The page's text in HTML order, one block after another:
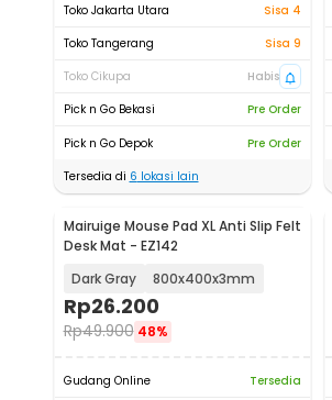
Toko Jakarta Utara
Sisa 4
Toko Tangerang
Sisa 9
Toko Cikupa
Habis
Pick n Go Bekasi
Pre Order
Pick n Go Depok
Pre Order
Tersedia di 6 lokasi lain
Mairuige Mouse Pad XL Anti Slip Felt
Desk Mat - EZ142
Dark Gray
800x400x3mm
Rp26.200
Rp49.900 48%
Gudang Online
Tersedia